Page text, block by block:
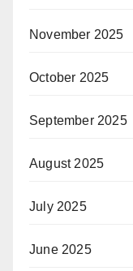
November 2025
October 2025
September 2025
August 2025
July 2025
June 2025